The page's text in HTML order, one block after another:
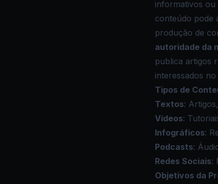
informativos ou
conteúdo pode
produção de
autoridade da
publica artigos
interessados no
Tipos de
Textos:
Vídeos:
Infográficos:
Podcasts:
Redes Sociais:
Objetivos da